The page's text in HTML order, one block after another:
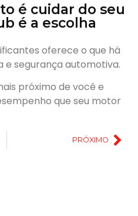
é cuidar do seu
é a escolha
oferece o que há
segurança automotiva.
próximo de você e
que seu motor
PRÓXIMO